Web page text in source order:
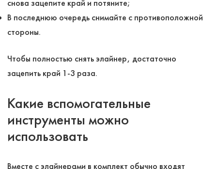
снова зацепите край и потяните;
В последнюю очередь снимайте с противоположной
стороны.
Чтобы полностью снять элайнер, достаточно
зацепить край 1-3 раза.
Какие вспомогательные
инструменты можно
использовать
Вместе с элайнерами в комплект обычно входят